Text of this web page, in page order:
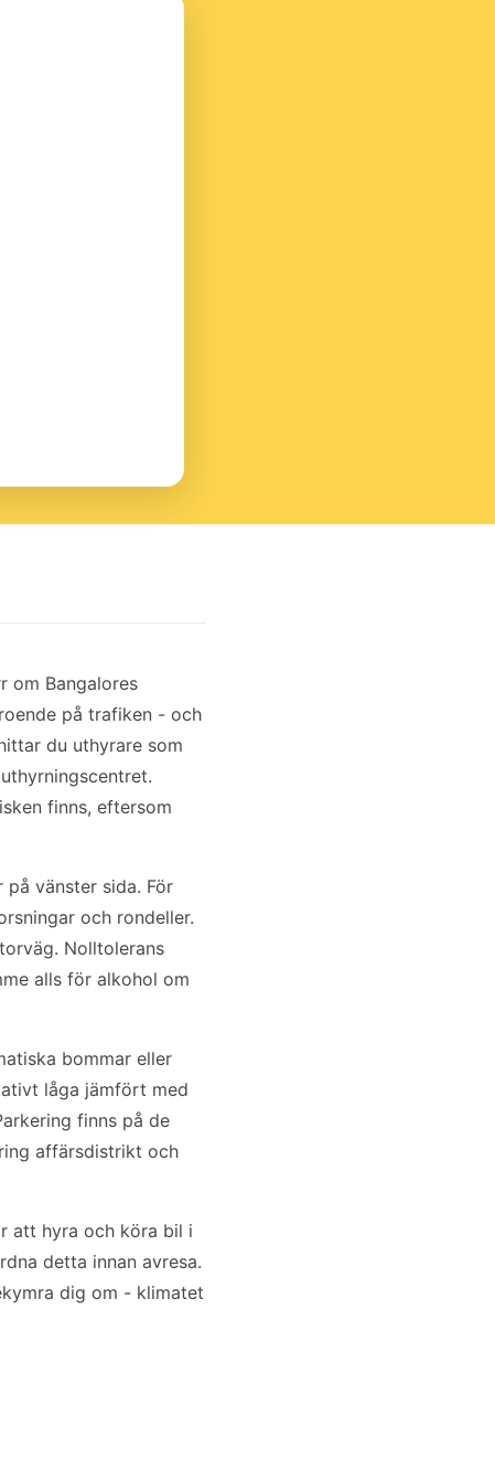
om Bangalores
på trafiken - och
du uthyrare som
finns, eftersom
vänster sida. För
och rondeller.
Nolltolerans
alls för alkohol om
bommar eller
låga jämfört med
finns på de
affärsdistrikt och
att hyra och köra bil i
detta innan avresa.
dig om - klimatet